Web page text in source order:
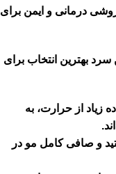
درمانی و ایمن برای
بهترین انتخاب برای
زیاد از حرارت، به
و صافی کامل مو در